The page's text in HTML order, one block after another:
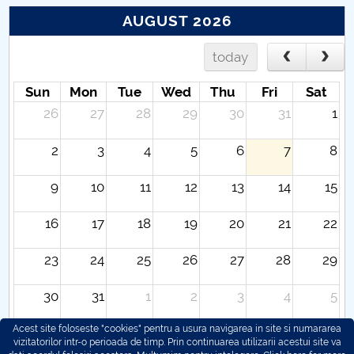
AUGUST 2026
today
Sun Mon Tue Wed Thu Fri
Sat
26
27 28 29 30 31 1
2 3 4 5 6 7 8
9 10 11 12 13 14 15
16 17 18 19 20 21 22
23 24 25 26 27 28 29
30 31 1 2 3 4 5
Acest site foloseste "cookies" pentru a usura navigarea in site si numararea
vizitatorilor intr-o perioada de timp. Prin continuarea utilizarii acestui site va